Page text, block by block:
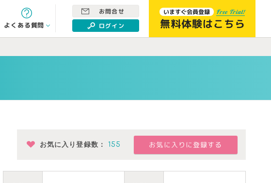
よくある質問
いますぐ会員登録 Free Trial!
無料体験はこちら
お問合せ
ログイン
お気に入り登録数：155